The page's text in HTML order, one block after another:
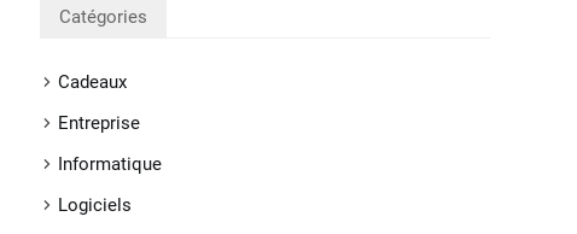
Catégories
Cadeaux
Entreprise
Informatique
Logiciels